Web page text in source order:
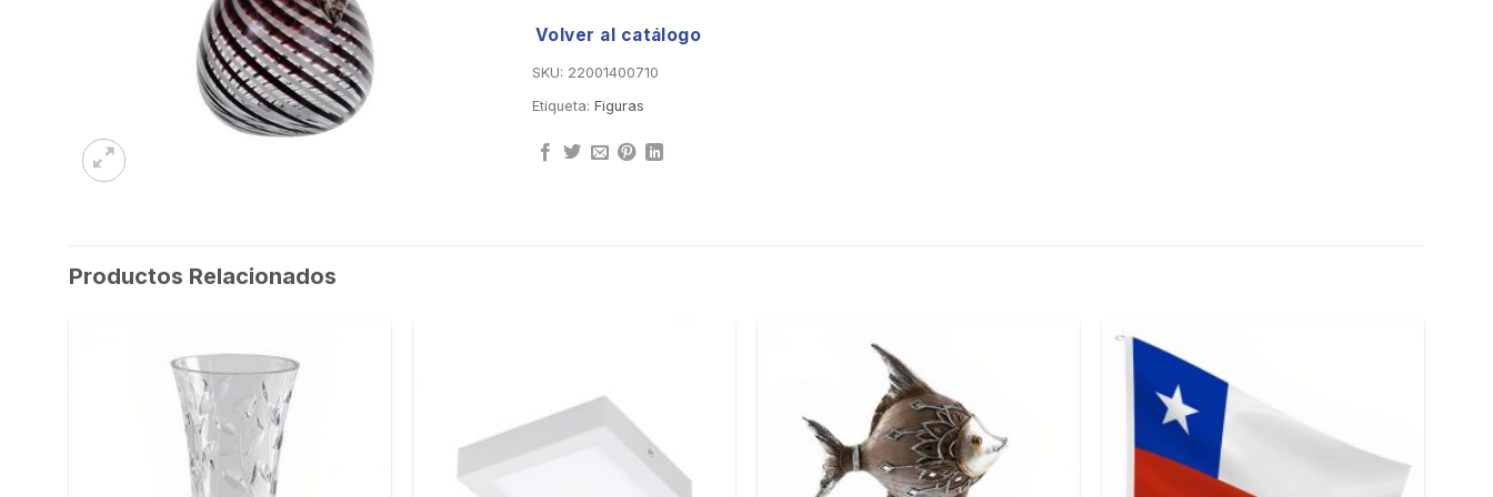
Volver al catálogo
SKU: 22001400710
Etiqueta: Figuras
Productos Relacionados